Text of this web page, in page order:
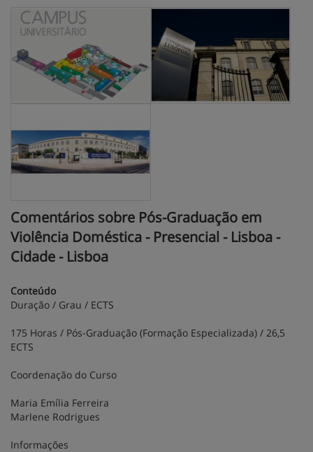
Comentários sobre Pós-Graduação em
Violência Doméstica - Presencial - Lisboa -
Cidade - Lisboa
Conteúdo
Duração / Grau / ECTS
175 Horas / Pós-Graduação (Formação Especializada) / 26,5
ECTS
Coordenação do Curso
Maria Emília Ferreira
Marlene Rodrigues
Informações